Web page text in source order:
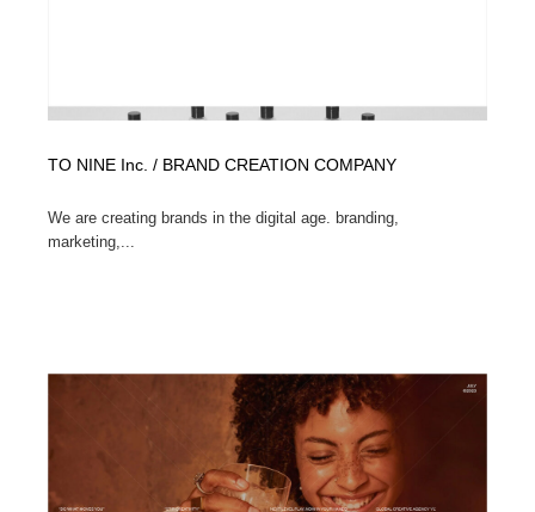
TO NINE Inc. / BRAND CREATION COMPANY
We are creating brands in the digital age. branding,
marketing,...